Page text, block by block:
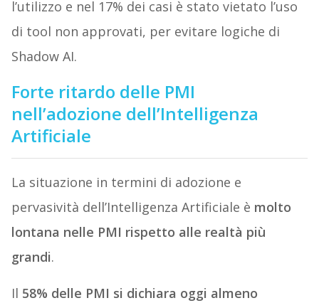
l’utilizzo e nel 17% dei casi è stato vietato l’uso
di tool non approvati, per evitare logiche di
Shadow AI.
Forte ritardo delle PMI
nell’adozione dell’Intelligenza
Artificiale
La situazione in termini di adozione e
pervasività dell’Intelligenza Artificiale è molto
lontana nelle PMI rispetto alle realtà più
grandi.
Il 58% delle PMI si dichiara oggi almeno